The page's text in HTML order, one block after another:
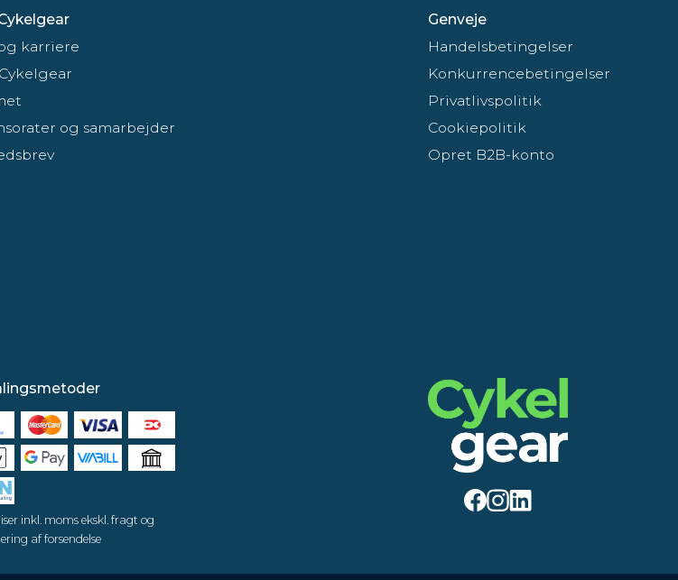
karriere
og samarbejder
Genveje
Handelsbetingelser
Konkurrencebetingelser
Privatlivspolitik
Cookiepolitik
Opret B2B-konto
inkl. moms ekskl. fragt og
af forsendelse